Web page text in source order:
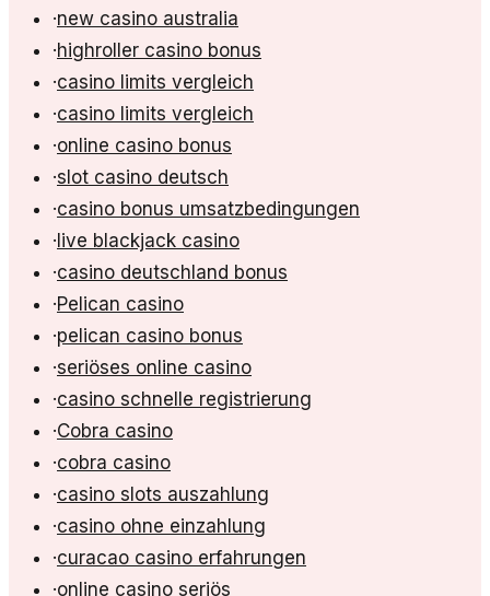
·new casino australia
·highroller casino bonus
·casino limits vergleich
·casino limits vergleich
·online casino bonus
·slot casino deutsch
·casino bonus umsatzbedingungen
· live blackjack casino
·casino deutschland bonus
·Pelican casino
·pelican casino bonus
·seriöses online casino
·casino schnelle registrierung
·Cobra casino
·cobra casino
·casino slots auszahlung
·casino ohne einzahlung
·curacao casino erfahrungen
·online casino seriös